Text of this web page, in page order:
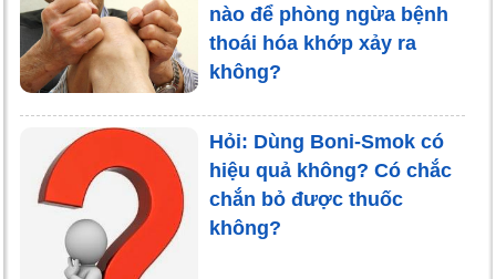
nào để phòng ngừa bệnh
thoái hóa khớp xảy ra
không?
Hỏi: Dùng Boni-Smok có
hiệu quả không? Có chắc
chắn bỏ được thuốc
không?